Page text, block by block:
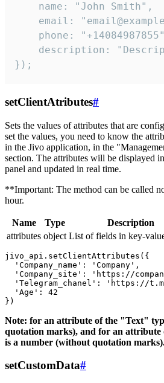
    name: "John Smith",
email:
phone:
description:
});
setClientAtributes#
Sets the values ​​of attributes that are
set the values, you need to know the
in the Jivo application, in the
section. The attributes will be displayed
panel and updated in real time.
**Important: The method can be called
hour.
Name Type
Description
attributes object List of fields in key-
jivo_api.setClientAttributes({
  'Company_name': 'Company',
'Company_site': 'https://
'Telegram_chanel': 'https://
  'Age': 42
Note: for an attribute of the "Text"
quotation marks), and for an
is a number (without quotation
setCustomData#